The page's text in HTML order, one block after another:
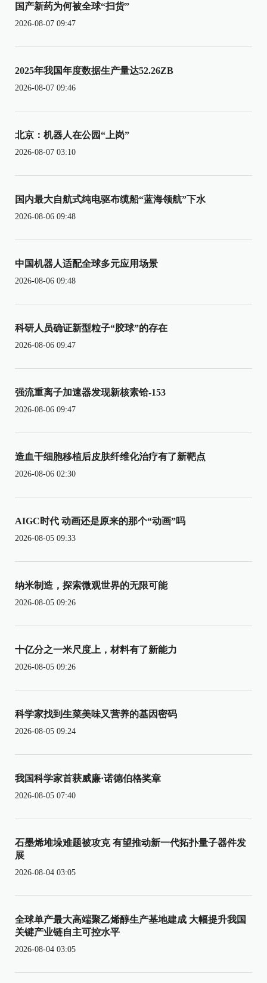
国产新药为何被全球“扫货”
2026-08-07 09:47
2025年我国年度数据生产量达52.26ZB
2026-08-07 09:46
北京：机器人在公园“上岗”
2026-08-07 03:10
国内最大自航式纯电驱布缆船“蓝海领航”下水
2026-08-06 09:48
中国机器人适配全球多元应用场景
2026-08-06 09:48
科研人员确证新型粒子“胶球”的存在
2026-08-06 09:47
强流重离子加速器发现新核素铪-153
2026-08-06 09:47
造血干细胞移植后皮肤纤维化治疗有了新靶点
2026-08-06 02:30
AIGC时代 动画还是原来的那个“动画”吗
2026-08-05 09:33
纳米制造，探索微观世界的无限可能
2026-08-05 09:26
十亿分之一米尺度上，材料有了新能力
2026-08-05 09:26
科学家找到生菜美味又营养的基因密码
2026-08-05 09:24
我国科学家首获威廉·诺德伯格奖章
2026-08-05 07:40
石墨烯堆垛难题被攻克 有望推动新一代拓扑量子器件发
展
2026-08-04 03:05
全球单产最大高端聚乙烯醇生产基地建成 大幅提升我国
关键产业链自主可控水平
2026-08-04 03:05